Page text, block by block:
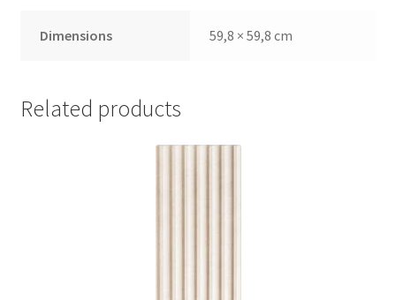
Dimensions 59,8 × 59,8 cm
Related products